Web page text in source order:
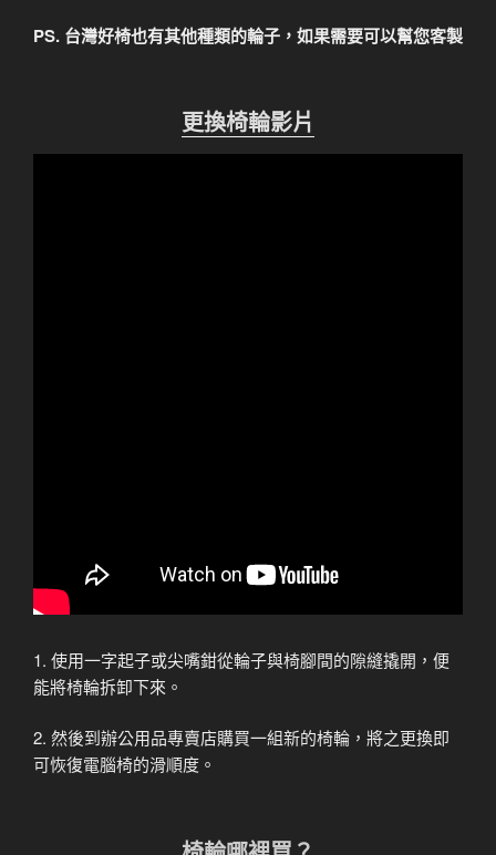
PS. 台灣好椅也有其他種類的輪子，如果需要可以幫您客製
更換椅輪影片
1. 使用一字起子或尖嘴鉗從輪子與椅腳間的隙縫撬開，便
能將椅輪拆卸下來。
2. 然後到辦公用品專賣店購買一組新的椅輪，將之更換即
可恢復電腦椅的滑順度。